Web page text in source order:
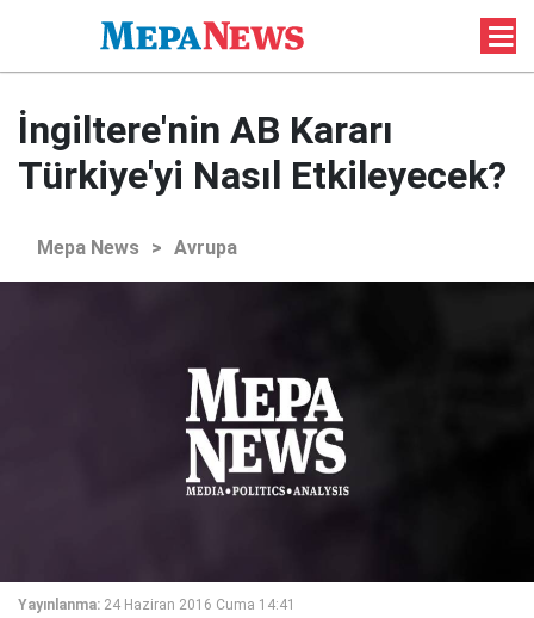
İngiltere'nin AB Kararı
Türkiye'yi Nasıl Etkileyecek?
Mepa News > Avrupa
Yayınlanma: 24 Haziran 2016 Cuma 14:41